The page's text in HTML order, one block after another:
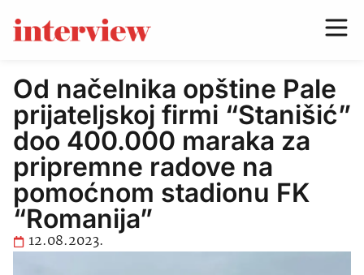
Od načelnika opštine Pale
prijateljskoj firmi “Stanišić”
doo 400.000 maraka za
pripremne radove na
pomoćnom stadionu FK
“Romanija”
12.08.2023.